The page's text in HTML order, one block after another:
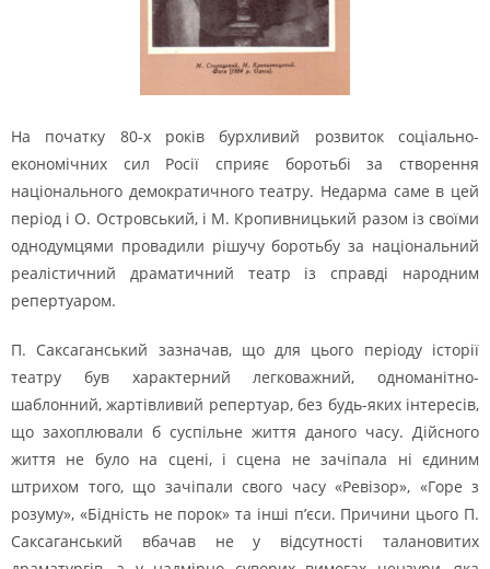
На початку 80-х років бурхливий розвиток соціально-
економічних сил Росії сприяє боротьбі за створення
національного демократичного театру. Недарма саме в цей
період і О. Островський, і М. Кропивницький разом із своїми
однодумцями провадили рішучу боротьбу за національний
реалістичний драматичний театр із справді народним
репертуаром.
П. Саксаганський зазначав, що для цього періоду історії
театру був характерний легковажний, одноманітно-
шаблонний, жартівливий репертуар, без будь-яких інтересів,
що захоплювали б суспільне життя даного часу. Дійсного
життя не було на сцені, і сцена не зачіпала ні єдиним
штрихом того, що зачіпали свого часу «Ревізор», «Горе з
розуму», «Бідність не порок» та інші п’єси. Причини цього П.
Саксаганський вбачав не у відсутності талановитих